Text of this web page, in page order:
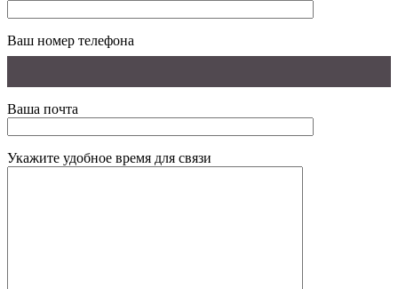
Ваш номер телефона
Ваша почта
Укажите удобное время для связи